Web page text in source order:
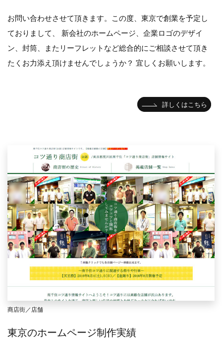
お問い合わせさせて頂きます。この度、東京で創業を予定し
ておりまして、 新会社のホームページ、企業ロゴのデザイ
ン、封筒、またリーフレットなど総合的にご相談させて頂き
たくお力添え頂けませんでしょうか？ 宜しくお願いします。
詳しくはこちら
商店街／店舗
東京のホームページ制作実績